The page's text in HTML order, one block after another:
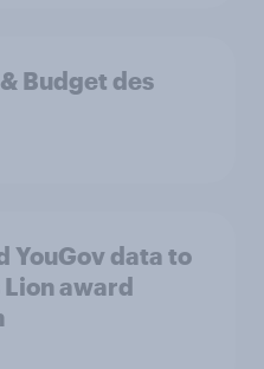
Budget des
YouGov data to
award